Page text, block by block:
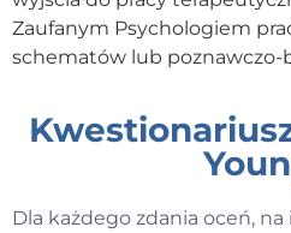
Zaufanym Psychologiem
schematów lub poznawczo-
Dla każdego zdania oceń,